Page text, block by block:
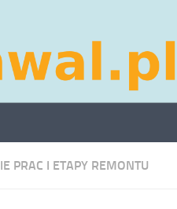
PRAC I ETAPY REMONTU